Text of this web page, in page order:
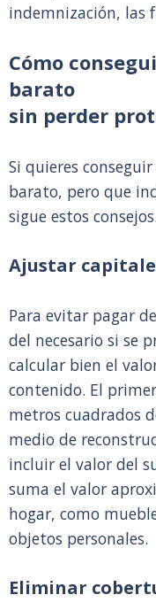
indemnización, las
Cómo
barato
sin perder
Si quieres
barato, pero que
sigue estos consejos.
Ajustar
Para evitar pagar
del necesario si se
calcular bien el
contenido. El
metros cuadrados
medio de
incluir el valor del
suma el valor
hogar, como
objetos personales.
Eliminar